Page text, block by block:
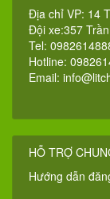
Địa chỉ VP: 14
Đội xe:357
Tel:
Hotline:
Email:
HỖ TRỢ
Hướng dẫn